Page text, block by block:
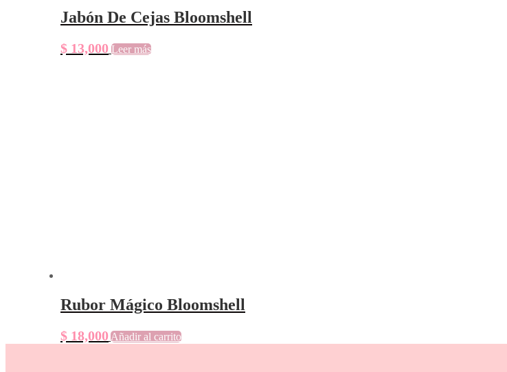
Jabón De Cejas Bloomshell
$ 13,000 Leer más
Rubor Mágico Bloomshell
$ 18,000Añadir al carrito